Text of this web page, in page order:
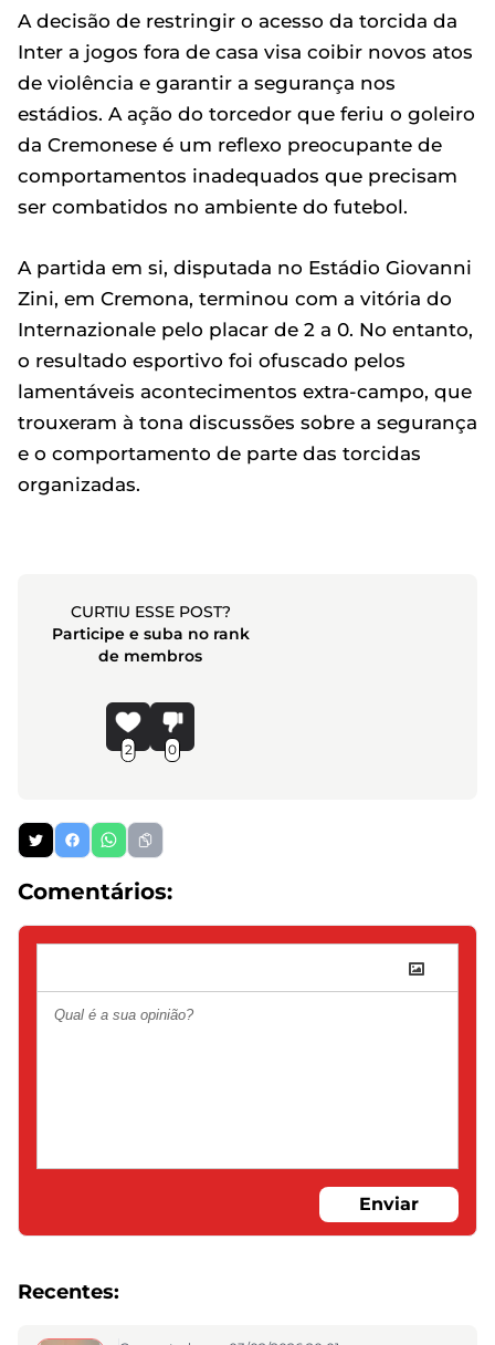
A decisão de restringir o acesso da torcida da
Inter a jogos fora de casa visa coibir novos atos
de violência e garantir a segurança nos
estádios. A ação do torcedor que feriu o goleiro
da Cremonese é um reflexo preocupante de
comportamentos inadequados que precisam
ser combatidos no ambiente do futebol.
A partida em si, disputada no Estádio Giovanni
Zini, em Cremona, terminou com a vitória do
Internazionale pelo placar de 2 a 0. No entanto,
o resultado esportivo foi ofuscado pelos
lamentáveis acontecimentos extra-campo, que
trouxeram à tona discussões sobre a segurança
e o comportamento de parte das torcidas
organizadas.
CURTIU ESSE POST?
Participe e suba no rank
de membros
2 0
Comentários:
Enviar
Recentes: